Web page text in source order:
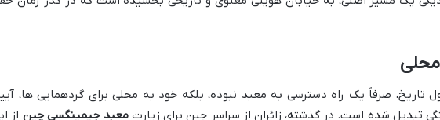
تاریخ، صرفاً یک راه دسترسی به معبد نبوده، بلکه خود به محلی برای گردهمایی ها،
تبدیل شده است. در گذشته، زائران از سراسر چین برای زیارتمعبد جیمینگسی چین از